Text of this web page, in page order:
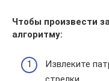
Чтобы произвести
алгоритму:
Извлеките